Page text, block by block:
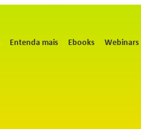
Entenda mais Ebooks Webinars